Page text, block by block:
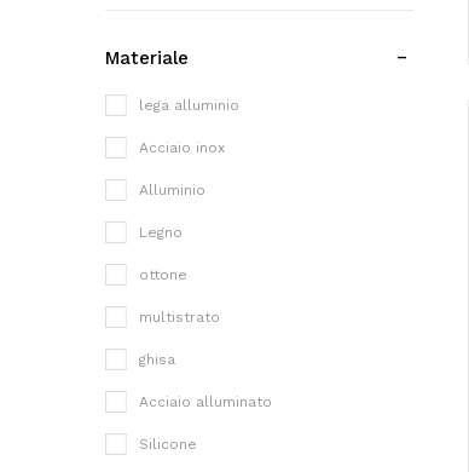
Materiale
lega alluminio
Acciaio inox
Alluminio
Legno
ottone
multistrato
ghisa
Acciaio alluminato
Silicone